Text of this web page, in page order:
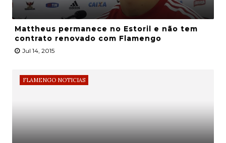
Mattheus permanece no Estoril e não tem
contrato renovado com Flamengo
Jul 14, 2015
FLAMENGO NOTICIAS